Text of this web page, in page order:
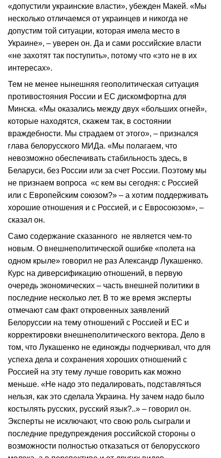
«допустили украинские власти», убежден Макей. «Мы
несколько отличаемся от украинцев и никогда не
допустим той ситуации, которая имела место в
Украине», – уверен он. Да и сами российские власти
«не захотят так поступить», потому что «это не в их
интересах».
Тем не менее нынешняя геополитическая ситуация
противостояния России и ЕС дискомфортна для
Минска. «Мы оказались между двух «больших огней»,
которые находятся, скажем так, в состоянии
враждебности. Мы страдаем от этого», – признался
глава белорусского МИДа. «Мы полагаем, что
невозможно обеспечивать стабильность здесь, в
Беларуси, без России или за счет России. Поэтому мы
не признаем вопроса «с кем вы сегодня: с Россией
или с Европейским союзом?» – а хотим поддерживать
хорошие отношения и с Россией, и с Евросоюзом», –
сказал он.
Само содержание сказанного не является чем-то
новым. О внешнеполитической ошибке «полета на
одном крыле» говорил не раз Александр Лукашенко.
Курс на диверсификацию отношений, в первую
очередь экономических – часть внешней политики в
последние несколько лет. В то же время эксперты
отмечают сам факт откровенных заявлений
Белоруссии на тему отношений с Россией и ЕС и
корректировки внешнеполитического вектора. Дело в
том, что Лукашенко не единожды подчеркивал, что для
успеха дела и сохранения хороших отношений с
Россией на эту тему лучше говорить как можно
меньше. «Не надо это педалировать, подставляться
нельзя, как это сделала Украина. Ну зачем надо было
костылять русских, русский язык?..» – говорил он.
Эксперты не исключают, что свою роль сыграли и
последние предупреждения российской стороны о
возможности полностью отказаться от белорусского